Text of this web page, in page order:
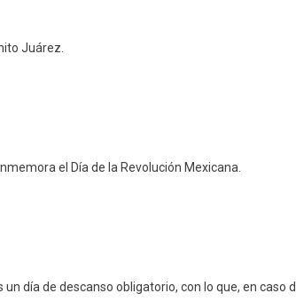
Juárez.
el Día de la Revolución Mexicana.
día de descanso obligatorio, con lo que, en caso